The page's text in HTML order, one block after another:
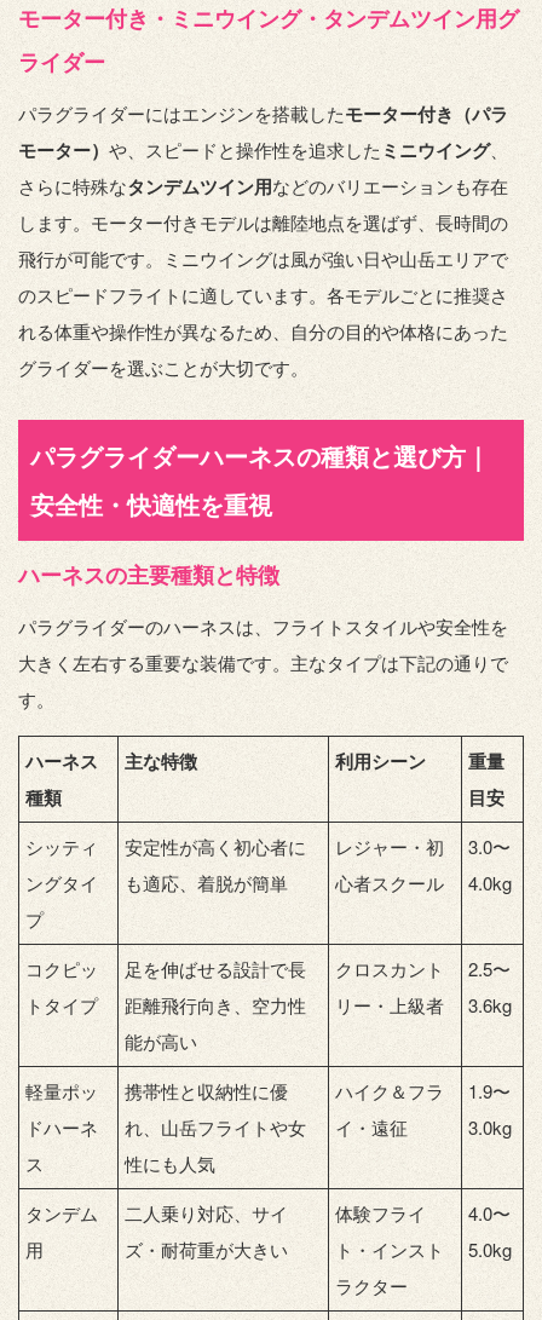
モーター付き・ミニウイング・タンデムツイン用グ
ライダー
パラグライダーにはエンジンを搭載したモーター付き（パラ
モーター） や、スピードと操作性を追求した ミニウイング、
さらに特殊なタンデムツイン用などのバリエーションも存在
します。モーター付きモデルは離陸地点を選ばず、長時間の
飛行が可能です。ミニウイングは風が強い日や山岳エリアで
のスピードフライトに適しています。各モデルごとに推奨さ
れる体重や操作性が異なるため、自分の目的や体格にあった
グライダーを選ぶことが大切です。
パラグライダーハーネスの種類と選び方｜
安全性・快適性を重視
ハーネスの主要種類と特徴
パラグライダーのハーネスは、フライトスタイルや安全性を
大きく左右する重要な装備です。主なタイプは下記の通りで
す。
ハーネス
種類
主な特徴 利用シーン
重量
目安
シッティ
ングタイ
プ
安定性が高く初心者に
も適応、着脱が簡単
レジャー・初
心者スクール
3.0〜
4.0kg
コクピッ
トタイプ
足を伸ばせる設計で長
距離飛行向き、空力性
能が高い
クロスカント
リー・上級者
2.5〜
3.6kg
軽量ポッ
ドハーネ
ス
携帯性と収納性に優
れ、山岳フライトや女
性にも人気
ハイク＆フラ
イ・遠征
1.9〜
3.0kg
タンデム
用
二人乗り対応、サイ
ズ・耐荷重が大きい
体験フライ
ト・インスト
ラクター
4.0〜
5.0kg